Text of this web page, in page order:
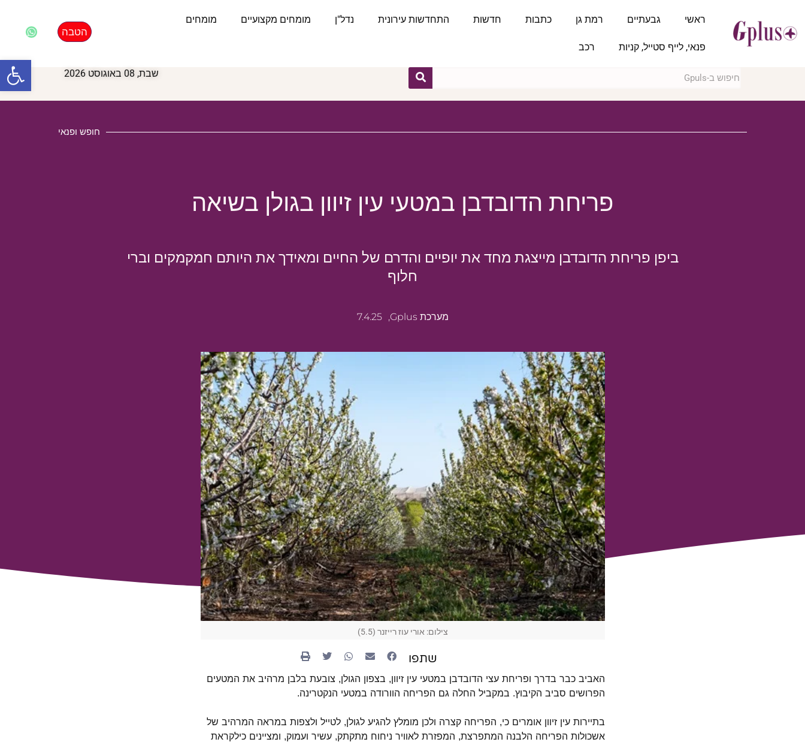
ראשי גבעתיים רמת גן כתבות חדשות התחדשות עירונית נדל"ן מומחים מקצועיים מומחים
פנאי, לייף סטייל, קניות רכב
הטבה
שבת, 08 באוגוסט 2026
חופש ופנאי
פריחת הדובדבן במטעי עין זיוון בגולן בשיאה
ביפן פריחת הדובדבן מייצגת מחד את יופיים והדרם של החיים ומאידך את היותם חמקמקים וברי
חלוף
מערכת Gplus, 7.4.25
צילום: אורי עוז רייזנר (5.5)
שתפו
האביב כבר בדרך ופריחת עצי הדובדבן במטעי עין זיוון, בצפון הגולן, צובעת בלבן מרהיב את המטעים
הפרושים סביב הקיבוץ. במקביל החלה גם הפריחה הוורודה במטעי הנקטרינה.
בתיירות עין זיוון אומרים כי, הפריחה קצרה ולכן מומלץ להגיע לגולן, לטייל ולצפות במראה המרהיב של
אשכולות הפריחה הלבנה המתפרצת, המפזרת לאוויר ניחוח מתקתק, עשיר ועמוק, ומציינים כילקראת
פתח